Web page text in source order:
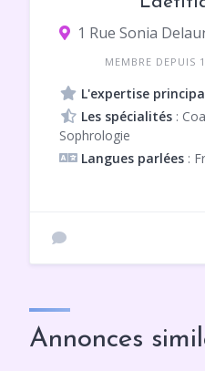
MEMBRE DEPUIS
L'expertise
Les spécialités :
Sophrologie
Langues parlées :
Annonces